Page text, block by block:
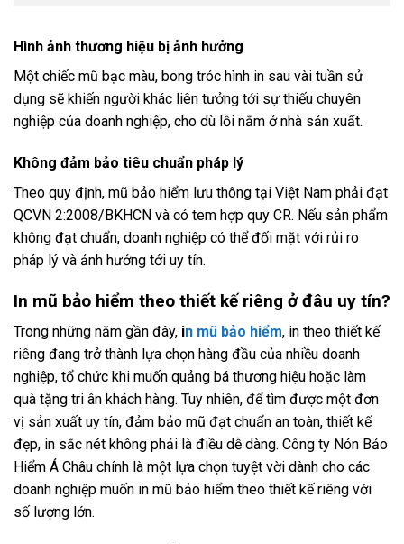
Hình ảnh thương hiệu bị ảnh hưởng
Một chiếc mũ bạc màu, bong tróc hình in sau vài tuần sử
dụng sẽ khiến người khác liên tưởng tới sự thiếu chuyên
nghiệp của doanh nghiệp, cho dù lỗi nằm ở nhà sản xuất.
Không đảm bảo tiêu chuẩn pháp lý
Theo quy định, mũ bảo hiểm lưu thông tại Việt Nam phải đạt
QCVN 2:2008/BKHCN và có tem hợp quy CR. Nếu sản phẩm
không đạt chuẩn, doanh nghiệp có thể đối mặt với rủi ro
pháp lý và ảnh hưởng tới uy tín.
In mũ bảo hiểm theo thiết kế riêng ở đâu uy tín?
Trong những năm gần đây, in mũ bảo hiểm, in theo thiết kế
riêng đang trở thành lựa chọn hàng đầu của nhiều doanh
nghiệp, tổ chức khi muốn quảng bá thương hiệu hoặc làm
quà tặng tri ân khách hàng. Tuy nhiên, để tìm được một đơn
vị sản xuất uy tín, đảm bảo mũ đạt chuẩn an toàn, thiết kế
đẹp, in sắc nét không phải là điều dễ dàng. Công ty Nón Bảo
Hiểm Á Châu chính là một lựa chọn tuyệt vời dành cho các
doanh nghiệp muốn in mũ bảo hiểm theo thiết kế riêng với
số lượng lớn.